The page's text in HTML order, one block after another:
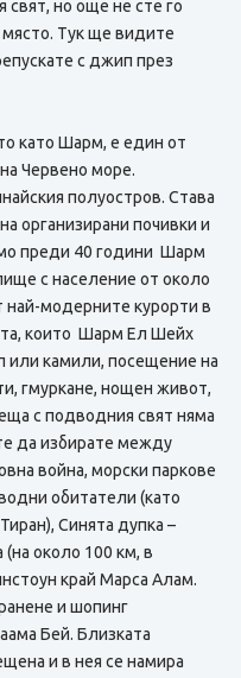
но още не сте го
Тук ще видите
с джип през
като Шарм, е един от
Червено море.
полуостров. Става
организирани почивки и
преди 40 години Шарм
с население от около
най-модерните курорти в
които Шарм Ел Шейх
или камили, посещение на
гмуркане, нощен живот,
с подводния свят няма
да избирате между
война, морски паркове
обитатели (като
Синята дупка –
(на около 100 км, в
край Марса Алам.
и шопинг
Бей. Близката
и в нея се намира